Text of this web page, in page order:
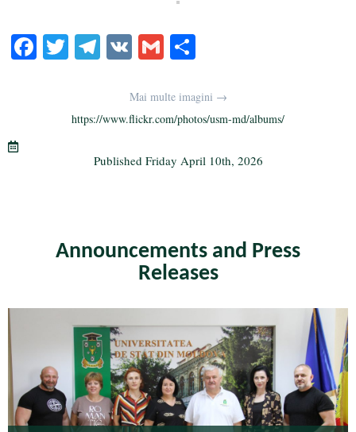
Fa T
r
Te
a
m
V G
ailre
Mai multe imagini →
https://www.flickr.com/photos/usm-md/albums/
Published Friday April 10th, 2026
Announcements and Press
Releases